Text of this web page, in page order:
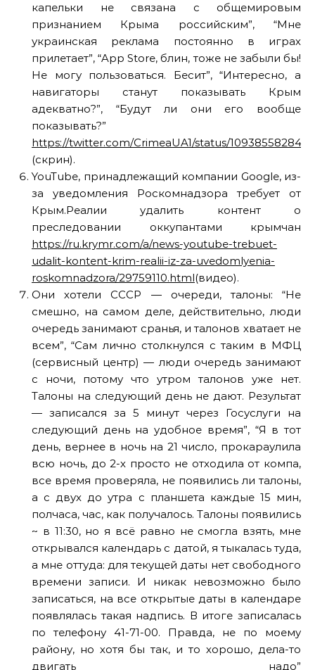
капельки не связана с общемировым
признанием Крыма российским”, “Мне
украинская реклама постоянно в играх
прилетает”, “App Store, блин, тоже не забыли бы!
Не могу пользоваться. Бесит”, “Интересно, а
навигаторы станут показывать Крым
адекватно?”, “Будут ли они его вообще
показывать?”
https://twitter.com/CrimeaUA1/status/
(скрин).
YouTube, принадлежащий компании Google, из-
за уведомления Роскомнадзора требует от
Крым.Реалии удалить контент о
преследовании оккупантами крымчан
https://ru.krymr.com/a/news-youtube-trebuet-
udalit-kontent-krim-realii-iz-za-uvedomlyenia-
roskomnadzora/29759110.html(видео).
Они хотели СССР — очереди, талоны: “Не
смешно, на самом деле, действительно, люди
очередь занимают сранья, и талонов хватает не
всем”, “Сам лично столкнулся с таким в МФЦ
(сервисный центр) — люди очередь занимают
с ночи, потому что утром талонов уже нет.
Талоны на следующий день не дают. Результат
— записался за 5 минут через Госуслуги на
следующий день на удобное время”, “Я в тот
день, вернее в ночь на 21 число, прокараулила
всю ночь, до 2-х просто не отходила от компа,
все время проверяла, не появились ли талоны,
а с двух до утра с планшета каждые 15 мин,
полчаса, час, как получалось. Талоны появились
~ в 11:30, но я всё равно не смогла взять, мне
открывался календарь с датой, я тыкалась туда,
а мне оттуда: для текущей даты нет свободного
времени записи. И никак невозможно было
записаться, на все открытые даты в календаре
появлялась такая надпись. В итоге записалась
по телефону 41-71-00. Правда, не по моему
району, но хотя бы так, и то хорошо, дела-то
двигать надо”